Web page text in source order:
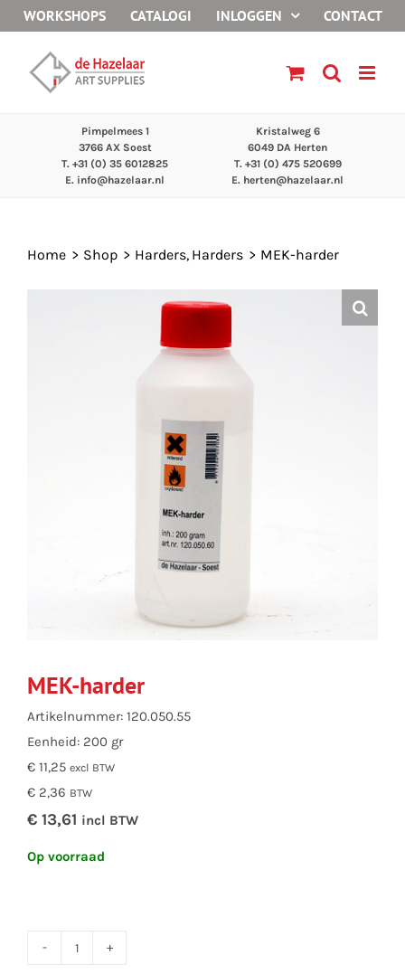
naar
inhoud
WORKSHOPS CATALOGI INLOGGEN CONTACT
Pimpelmees 1
3766 AX Soest
T. +31 (0) 35 6012825
E. info@hazelaar.nl
Kristalweg 6
6049 DA Herten
T. +31 (0) 475 520699
E. herten@hazelaar.nl
Home Shop Harders Harders MEK-harder
MEK-harder
Artikelnummer: 120.050.55
Eenheid: 200 gr
€ 11,25 excl BTW
€ 2,36 BTW
€ 13,61 incl BTW
Op voorraad